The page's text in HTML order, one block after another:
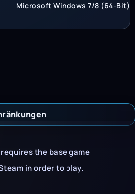
Microsoft Windows 7/8 (64-Bit)
&
requires the base game
in order to play.